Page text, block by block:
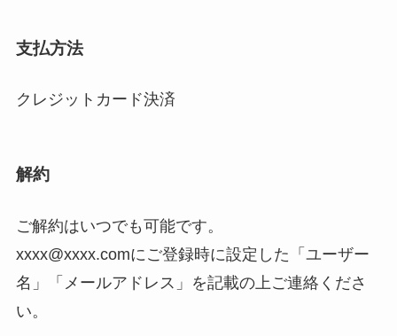
支払方法
クレジットカード決済
解約
ご解約はいつでも可能です。
xxxx@xxxx.comにご登録時に設定した「ユーザー
名」「メールアドレス」を記載の上ご連絡くださ
い。